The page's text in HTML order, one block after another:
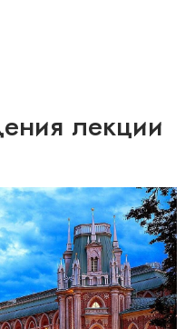
лекции